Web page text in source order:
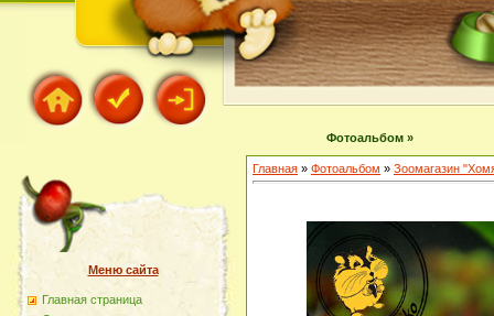
Фотоальбом »
Меню сайта
Главная страница
Главная » Фотоальбом » Зоомагазин